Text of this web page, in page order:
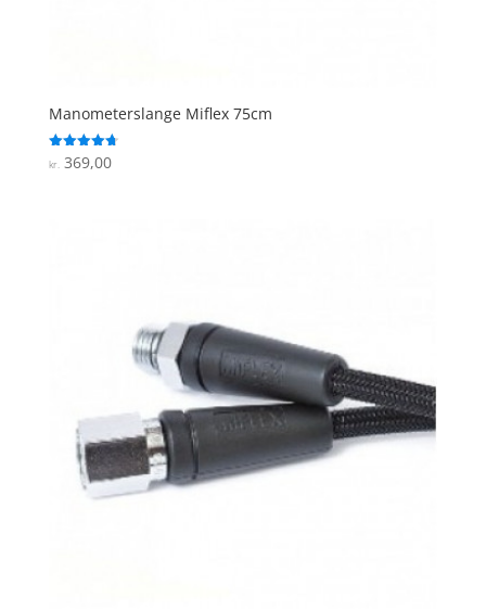
Manometerslange Miflex 75cm
Vurderet
4.7
kr.369,00